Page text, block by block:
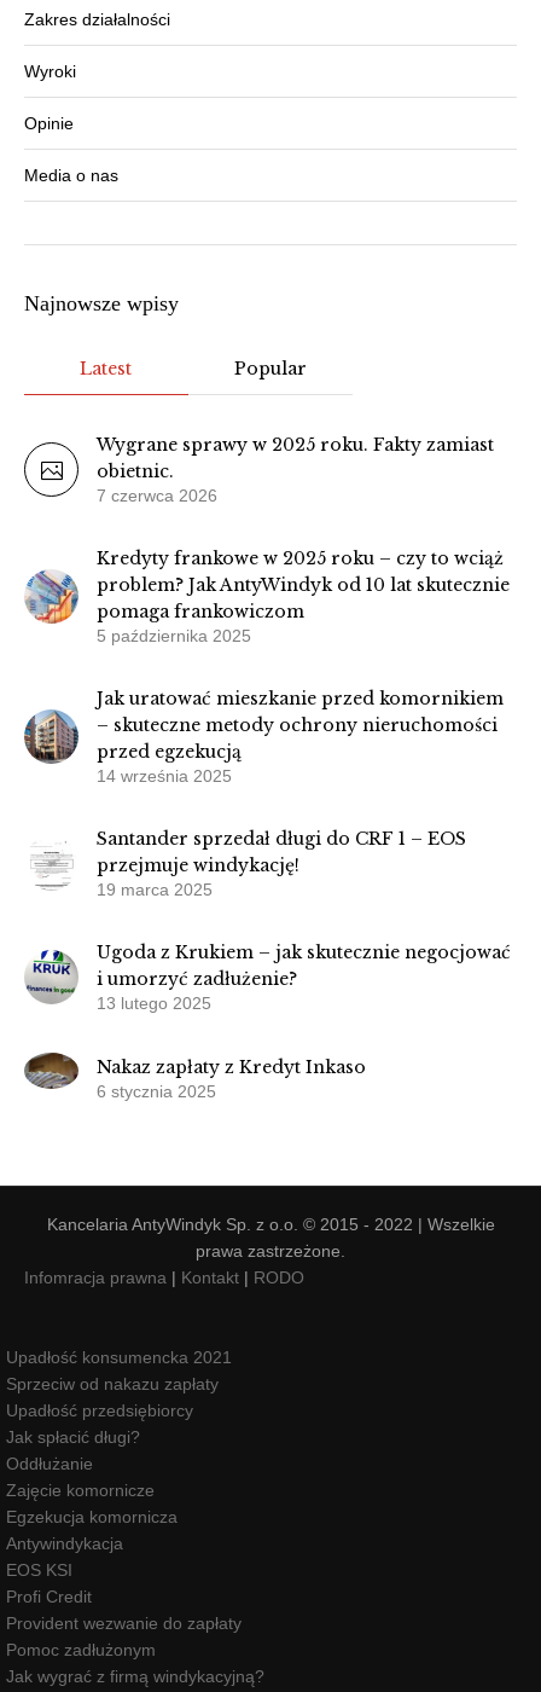
Zakres działalności
Wyroki
Opinie
Media o nas
Najnowsze wpisy
Latest Popular
Wygrane sprawy w 2025 roku. Fakty zamiast
obietnic.
7 czerwca 2026
Kredyty frankowe w 2025 roku – czy to wciąż
problem? Jak AntyWindyk od 10 lat skutecznie
pomaga frankowiczom
5 października 2025
Jak uratować mieszkanie przed komornikiem
– skuteczne metody ochrony nieruchomości
przed egzekucją
14 września 2025
Santander sprzedał długi do CRF 1 – EOS
przejmuje windykację!
19 marca 2025
Ugoda z Krukiem – jak skutecznie negocjować
i umorzyć zadłużenie?
13 lutego 2025
Nakaz zapłaty z Kredyt Inkaso
6 stycznia 2025
Kancelaria AntyWindyk Sp. z o.o. © 2015 - 2022 | Wszelkie
prawa zastrzeżone.
Infomracja prawna | Kontakt | RODO
Upadłość konsumencka 2021
Sprzeciw od nakazu zapłaty
Upadłość przedsiębiorcy
Jak spłacić długi?
Oddłużanie
Zajęcie komornicze
Egzekucja komornicza
Antywindykacja
EOS KSI
Profi Credit
Provident wezwanie do zapłaty
Pomoc zadłużonym
Jak wygrać z firmą windykacyjną?